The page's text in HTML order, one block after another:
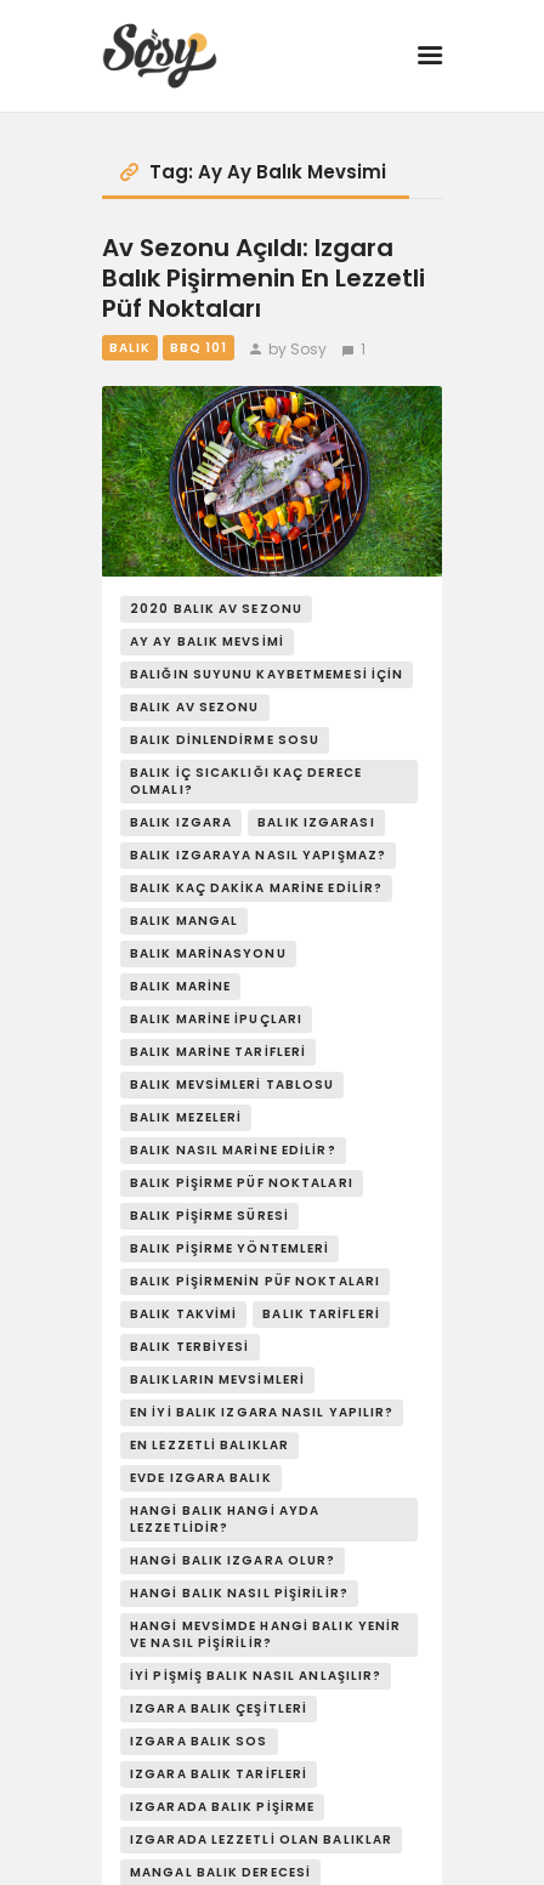
TARİFLER
MANGAL
YANCI
FIT
DRINK
BBQ 101
YAŞAM
SOSY’LE!
Tag: Ay Ay Balık Mevsimi
Av Sezonu Açıldı: Izgara
Balık Pişirmenin En Lezzetli
Püf Noktaları
BALIK BBQ 101 by Sosy 1
2020 BALIK AV SEZONU
AY AY BALIK MEVSIMI
BALIĞIN SUYUNU KAYBETMEMESI İÇIN
BALIK AV SEZONU
BALIK DINLENDIRME SOSU
BALIK İÇ SICAKLIĞI KAÇ DERECE
OLMALI?
BALIK IZGARA
BALIK IZGARASI
BALIK IZGARAYA NASIL YAPIŞMAZ?
BALIK KAÇ DAKIKA MARINE EDILIR?
BALIK MANGAL
BALIK MARINASYONU
BALIK MARINE
BALIK MARINE İPUÇLARI
BALIK MARINE TARIFLERI
BALIK MEVSIMLERI TABLOSU
BALIK MEZELERI
BALIK NASIL MARINE EDILIR?
BALIK PIŞIRME PÜF NOKTALARI
BALIK PIŞIRME SÜRESI
BALIK PIŞIRME YÖNTEMLERI
BALIK PIŞIRMENIN PÜF NOKTALARI
BALIK TAKVIMI
BALIK TARIFLERI
BALIK TERBIYESI
BALIKLARIN MEVSIMLERI
EN İYI BALIK IZGARA NASIL YAPILIR?
EN LEZZETLI BALIKLAR
EVDE IZGARA BALIK
HANGI BALIK HANGI AYDA
LEZZETLIDIR?
HANGI BALIK IZGARA OLUR?
HANGI BALIK NASIL PIŞIRILIR?
HANGI MEVSIMDE HANGI BALIK YENIR
VE NASIL PIŞIRILIR?
İYI PIŞMIŞ BALIK NASIL ANLAŞILIR?
IZGARA BALIK ÇEŞITLERI
IZGARA BALIK SOS
IZGARA BALIK TARIFLERI
IZGARADA BALIK PIŞIRME
IZGARADA LEZZETLI OLAN BALIKLAR
MANGAL BALIK DERECESI